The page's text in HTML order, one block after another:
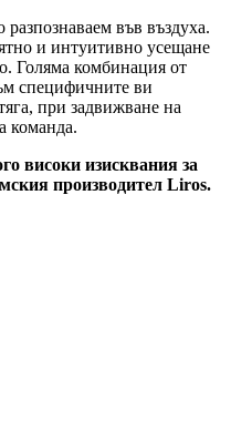
във въздуха.
и интуитивно усещане
Голяма комбинация от
специфичните ви
при задвижване на
команда.
високи изисквания за
производител Liros.